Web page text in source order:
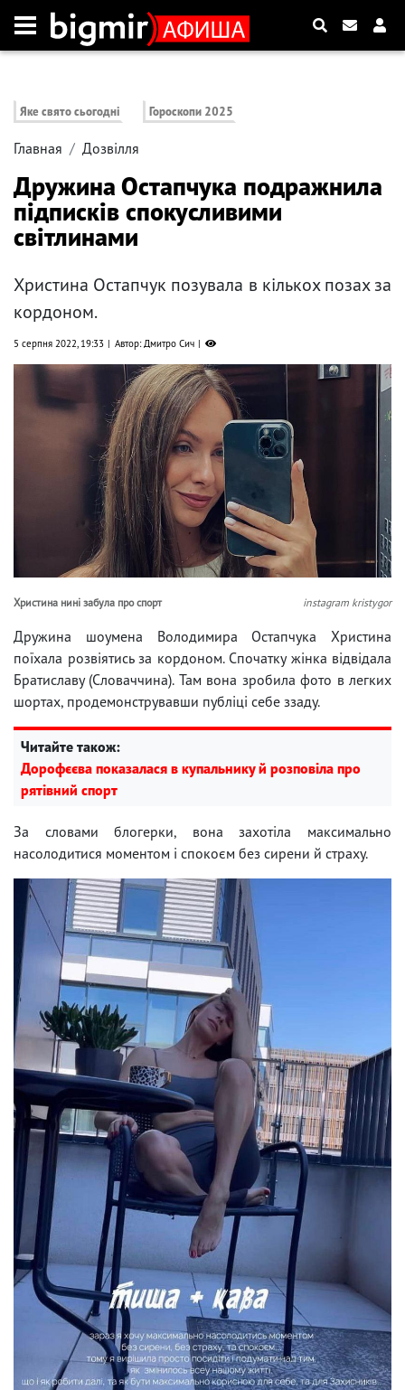
Яке свято сьогодні Гороскопи 2025
Главная Дозвілля
Дружина Остапчука подражнила
підписків спокусливими
світлинами
Христина Остапчук позувала в кількох позах за
кордоном.
5 серпня 2022, 19:33 Автор: Дмитро Сич
Христина нині забула про спорт instagram kristygor
Дружина шоумена Володимира Остапчука Христина
поїхала розвіятись за кордоном. Спочатку жінка відвідала
Братиславу (Словаччина). Там вона зробила фото в легких
шортах, продемонструвавши публіці себе ззаду.
Читайте також:
Дорофєєва показалася в купальнику й розповіла про
рятівний спорт
За словами блогерки, вона захотіла максимально
насолодитися моментом і спокоєм без сирени й страху.